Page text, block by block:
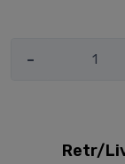
-
Retr/